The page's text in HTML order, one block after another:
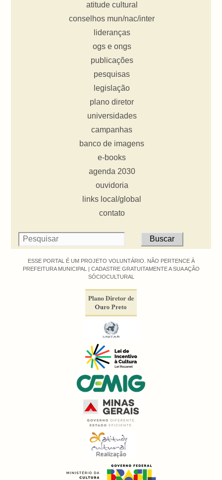
atitude cultural
conselhos mun/nac/inter
lideranças
ogs e ongs
publicações
pesquisas
legislação
plano diretor
universidades
campanhas
banco de imagens
e-books
agenda 2030
ouvidoria
links local/global
contato
ESSE PORTAL É UM PROJETO VOLUNTÁRIO. NÃO PERTENCE À
PREFEITURA MUNICIPAL | CADASTRE GRATUITAMENTE A SUA AÇÃO
SÓCIOCULTURAL